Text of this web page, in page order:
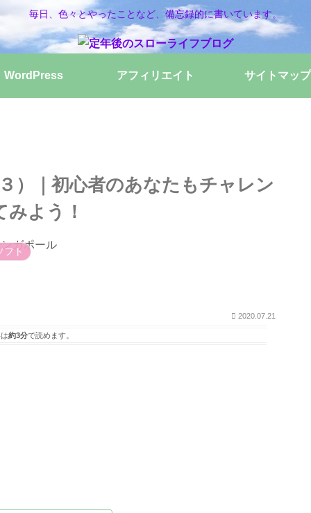
毎日、色々とやったことなど、備忘録的に書いています。
WordPress アフィリエイト サイトマップ
）｜初心者のあなたもチャレン
みよう！
フト
2020.07.21
約3分で読めます。